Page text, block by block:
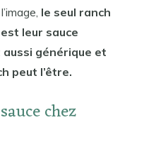
le seul ranch
leur sauce
aussi générique et
peut l’être.
chez